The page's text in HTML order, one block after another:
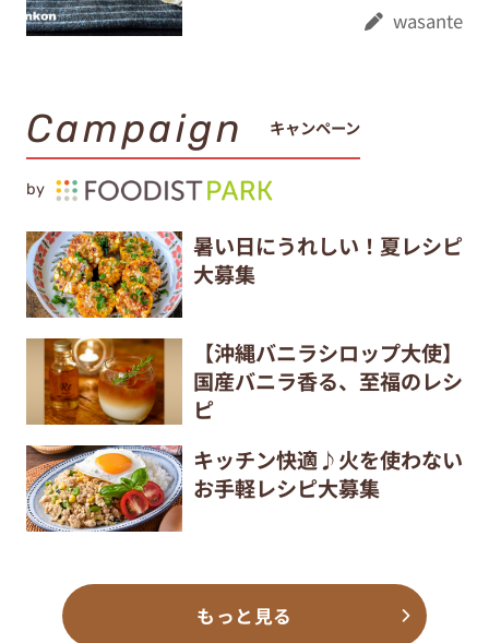
wasante
Campaign キャンペーン
by
暑い日にうれしい！夏レシピ
大募集
【沖縄バニラシロップ大使】
国産バニラ香る、至福のレシ
ピ
キッチン快適♪火を使わない
お手軽レシピ大募集
もっと見る